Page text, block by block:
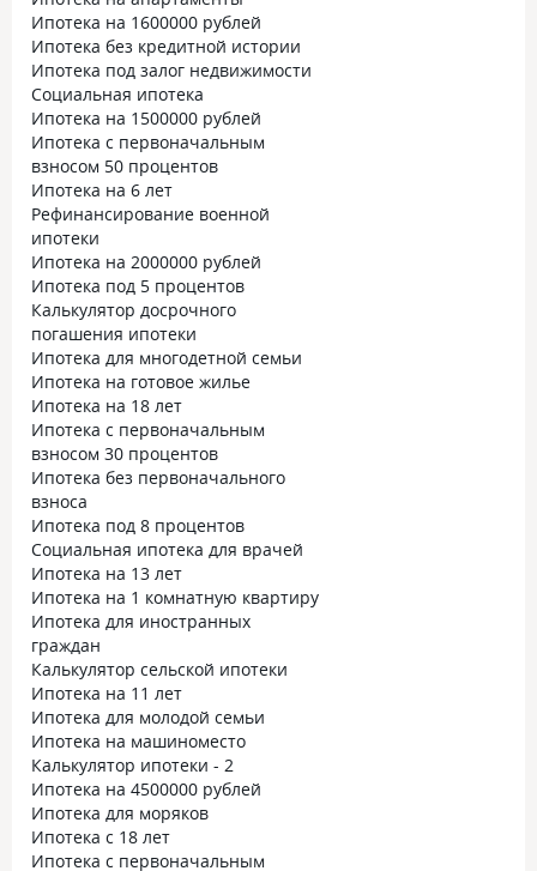
Ипотека на 1600000 рублей
Ипотека без кредитной истории
Ипотека под залог недвижимости
Социальная ипотека
Ипотека на 1500000 рублей
Ипотека с первоначальным
взносом 50 процентов
Ипотека на 6 лет
Рефинансирование военной
ипотеки
Ипотека на 2000000 рублей
Ипотека под 5 процентов
Калькулятор досрочного
погашения ипотеки
Ипотека для многодетной семьи
Ипотека на готовое жилье
Ипотека на 18 лет
Ипотека с первоначальным
взносом 30 процентов
Ипотека без первоначального
взноса
Ипотека под 8 процентов
Социальная ипотека для врачей
Ипотека на 13 лет
Ипотека на 1 комнатную квартиру
Ипотека для иностранных
граждан
Калькулятор сельской ипотеки
Ипотека на 11 лет
Ипотека для молодой семьи
Ипотека на машиноместо
Калькулятор ипотеки - 2
Ипотека на 4500000 рублей
Ипотека для моряков
Ипотека с 18 лет
Ипотека с первоначальным